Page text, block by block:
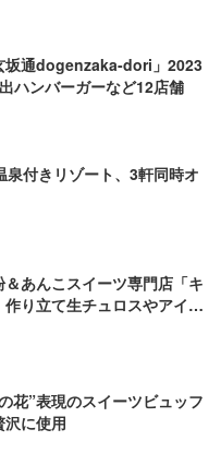
坂通dogenzaka-dori」2023
ハンバーガーなど12店舗
付きリゾート、3軒同時オ
あんこスイーツ専門店「キ
り立て生チュロスやアイス
花”表現のスイーツビュッフ
に使用